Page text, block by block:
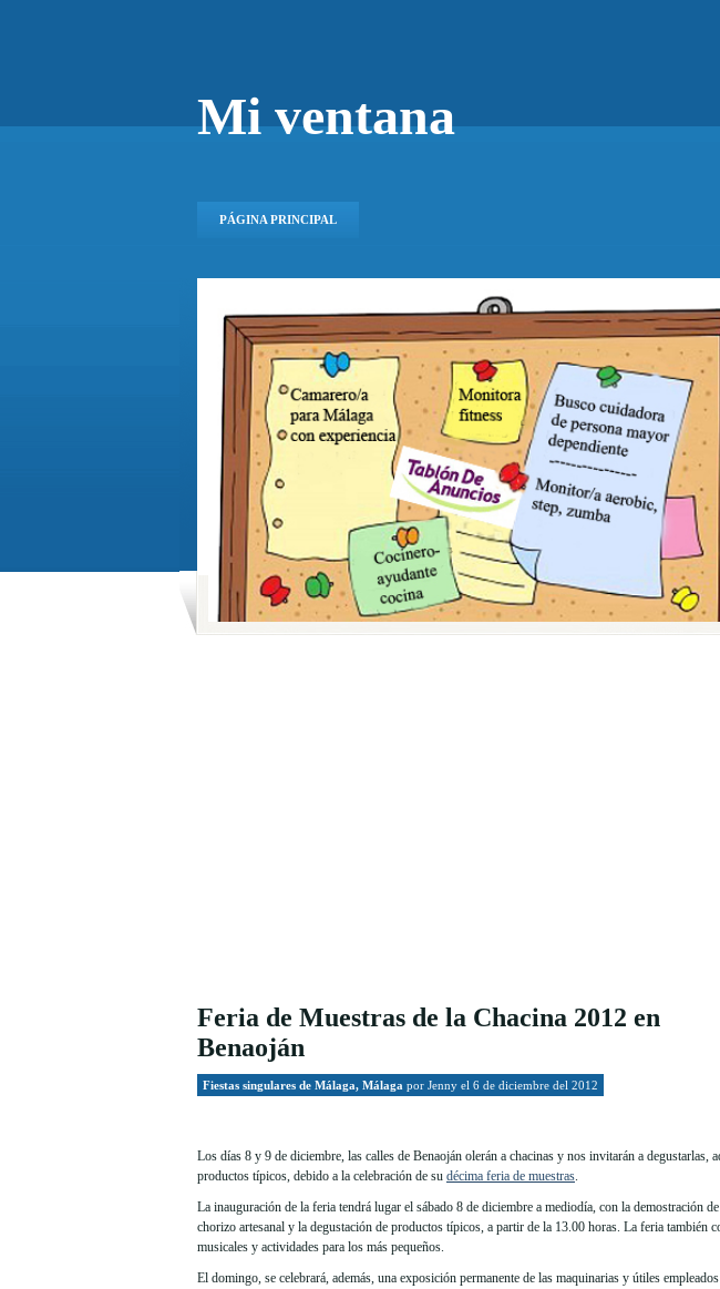
Mi ventana
PÁGINA PRINCIPAL
Feria de Muestras de la Chacina 2012 en
Benaoján
Fiestas singulares de Málaga, Málaga por Jenny el 6 de diciembre del 2012
Los días 8 y 9 de diciembre, las calles de Benaoján olerán a chacinas y nos invitarán a degustarlas,
productos típicos, debido a la celebración de su décima feria de muestras.
La inauguración de la feria tendrá lugar el sábado 8 de diciembre a mediodía, con la demostración
chorizo artesanal y la degustación de productos típicos, a partir de la 13.00 horas. La feria también
musicales y actividades para los más pequeños.
El domingo, se celebrará, además, una exposición permanente de las maquinarias y útiles